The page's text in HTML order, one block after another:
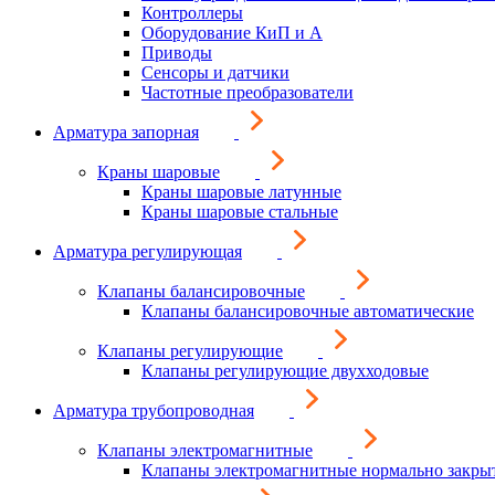
Контроллеры
Оборудование КиП и А
Приводы
Сенсоры и датчики
Частотные преобразователи
Арматура запорная
Краны шаровые
Краны шаровые латунные
Краны шаровые стальные
Арматура регулирующая
Клапаны балансировочные
Клапаны балансировочные автоматические
Клапаны регулирующие
Клапаны регулирующие двухходовые
Арматура трубопроводная
Клапаны электромагнитные
Клапаны электромагнитные нормально